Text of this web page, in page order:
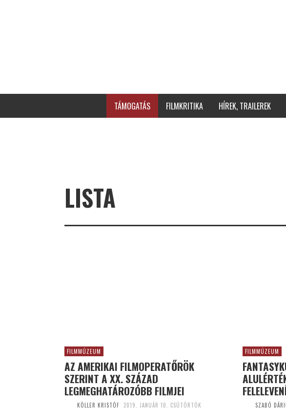
TÁMOGATÁS FILMKRITIKA HÍREK, TRAILEREK
LISTA
FILMMÚZEUM
AZ AMERIKAI FILMOPERATŐRÖK
SZERINT A XX. SZÁZAD
LEGMEGHATÁROZÓBB FILMJEI
KÖLLER KRISTÓF 2019. JANUÁR 10. CSÜTÖRTÖK
FILMMÚZEUM
SZABÓ